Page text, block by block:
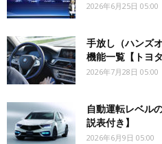
2026年6月25日 05:00
手放し（ハンズ
機能一覧【トヨ
2026年7月28日 05:00
自動運転レベル
説表付き】
2026年6月9日 05:00